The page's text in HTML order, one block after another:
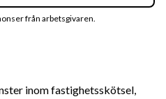
inom fastighetsskötsel,
från arbetsgivaren.